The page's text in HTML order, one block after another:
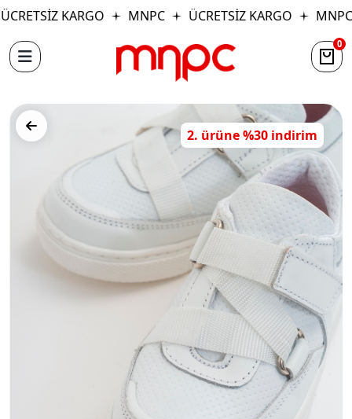
KARGO MNPC ÜCRETSİZ KARGO MNPC
0
2. ürüne %30 indirim